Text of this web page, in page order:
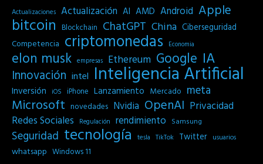
Actualizaciones Actualización AI AMD Android Apple
bitcoin Blockchain ChatGPT China Ciberseguridad
Competencia criptomonedas Economia
elon musk empresas Ethereum Google IA
Innovación intel Inteligencia Artificial
Inversión iOS iPhone Lanzamiento Mercado meta
Microsoft novedades Nvidia OpenAI Privacidad
Redes Sociales
Regulación rendimiento Samsung
Seguridad tecnología tesla TikTok Twitter usuarios
whatsapp Windows 11